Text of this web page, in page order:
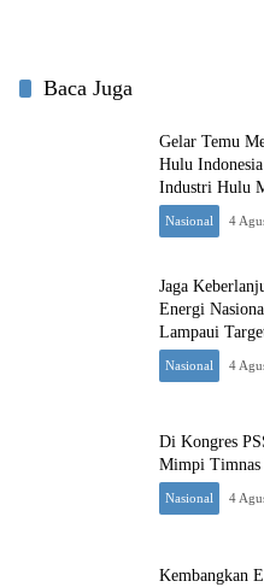
Baca Juga
Gelar Temu
Hulu
Industri Hulu
Nasional 4
Jaga
Energi
Lampaui
Nasional 4
Di Kongres
Mimpi Timnas
Nasional 4
Kembangkan